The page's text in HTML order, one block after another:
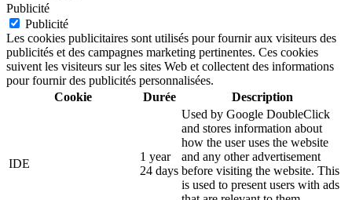
Publicité
Publicité
Les cookies publicitaires sont utilisés pour fournir aux visiteurs des
publicités et des campagnes marketing pertinentes. Ces cookies
suivent les visiteurs sur les sites Web et collectent des informations
pour fournir des publicités personnalisées.
Cookie
Durée Description
IDE
1 year
24 days
Used by Google DoubleClick
and stores information about
how the user uses the website
and any other advertisement
before visiting the website. This
is used to present users with ads